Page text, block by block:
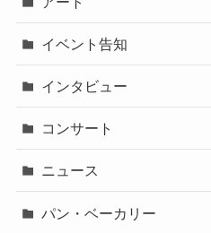
イベント告知
インタビュー
コンサート
ニュース
パン・ベーカリー